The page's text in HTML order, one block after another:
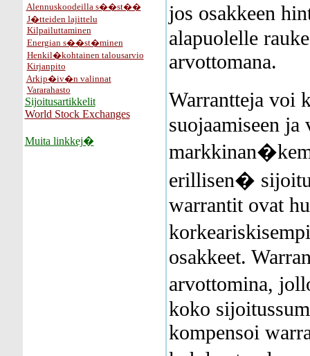
Alennuskoodeilla s��st��
J�tteiden lajittelu
Kilpailuttaminen
Energian s��st�minen
Henkil�kohtainen talousarvio
Kirjanpito
Arkip�iv�n valinnat
Vararahasto
Sijoitusartikkelit
World Stock Exchanges
Muita linkkej�
jos osakkeen
alapuolelle
arvottomana.
Warrantteja
suojaamiseen ja
erillisen�
warrantit ovat
osakkeet.
arvottomina,
koko
kompensoi